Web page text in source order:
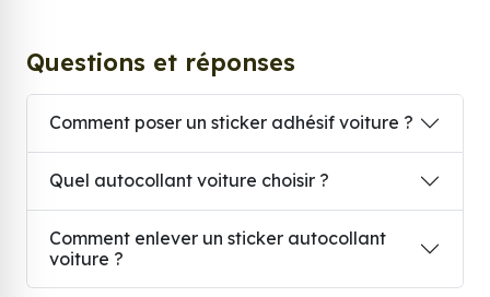
Questions et réponses
Comment poser un sticker adhésif voiture ?
Quel autocollant voiture choisir ?
Comment enlever un sticker autocollant
voiture ?